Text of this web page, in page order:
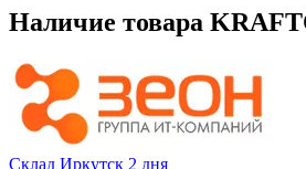
Наличие товара
Склад Иркутск 2 дня